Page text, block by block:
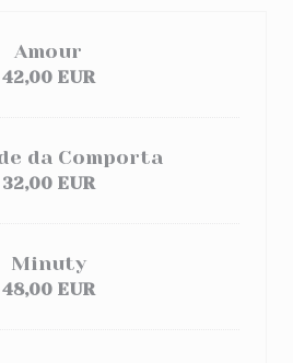
Amour
42,00 EUR
da Comporta
32,00 EUR
Minuty
48,00 EUR